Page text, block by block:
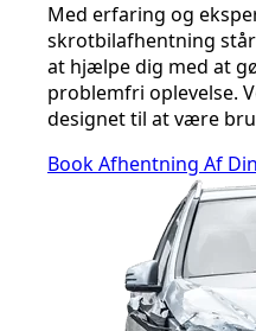
Med erfaring og
skrotbilafhentning
at hjælpe dig med at
problemfri oplevelse.
designet til at være
Book Afhentning Af